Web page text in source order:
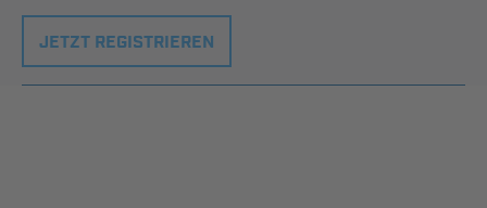
JETZT REGISTRIEREN